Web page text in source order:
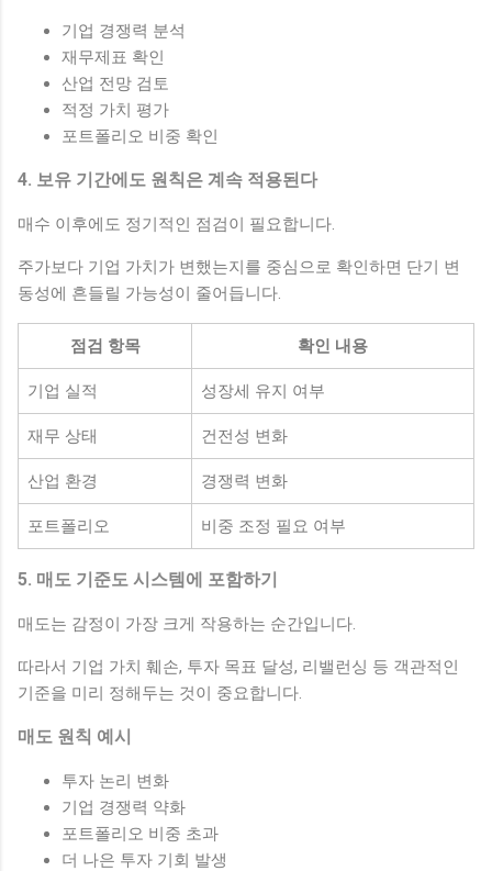
기업 경쟁력 분석
재무제표 확인
산업 전망 검토
적정 가치 평가
포트폴리오 비중 확인
4. 보유 기간에도 원칙은 계속 적용된다
매수 이후에도 정기적인 점검이 필요합니다.
주가보다 기업 가치가 변했는지를 중심으로 확인하면 단기 변
동성에 흔들릴 가능성이 줄어듭니다.
점검 항목 확인 내용
기업 실적 성장세 유지 여부
재무 상태 건전성 변화
산업 환경 경쟁력 변화
포트폴리오 비중 조정 필요 여부
5. 매도 기준도 시스템에 포함하기
매도는 감정이 가장 크게 작용하는 순간입니다.
따라서 기업 가치 훼손, 투자 목표 달성, 리밸런싱 등 객관적인
기준을 미리 정해두는 것이 중요합니다.
매도 원칙 예시
투자 논리 변화
기업 경쟁력 약화
포트폴리오 비중 초과
더 나은 투자 기회 발생